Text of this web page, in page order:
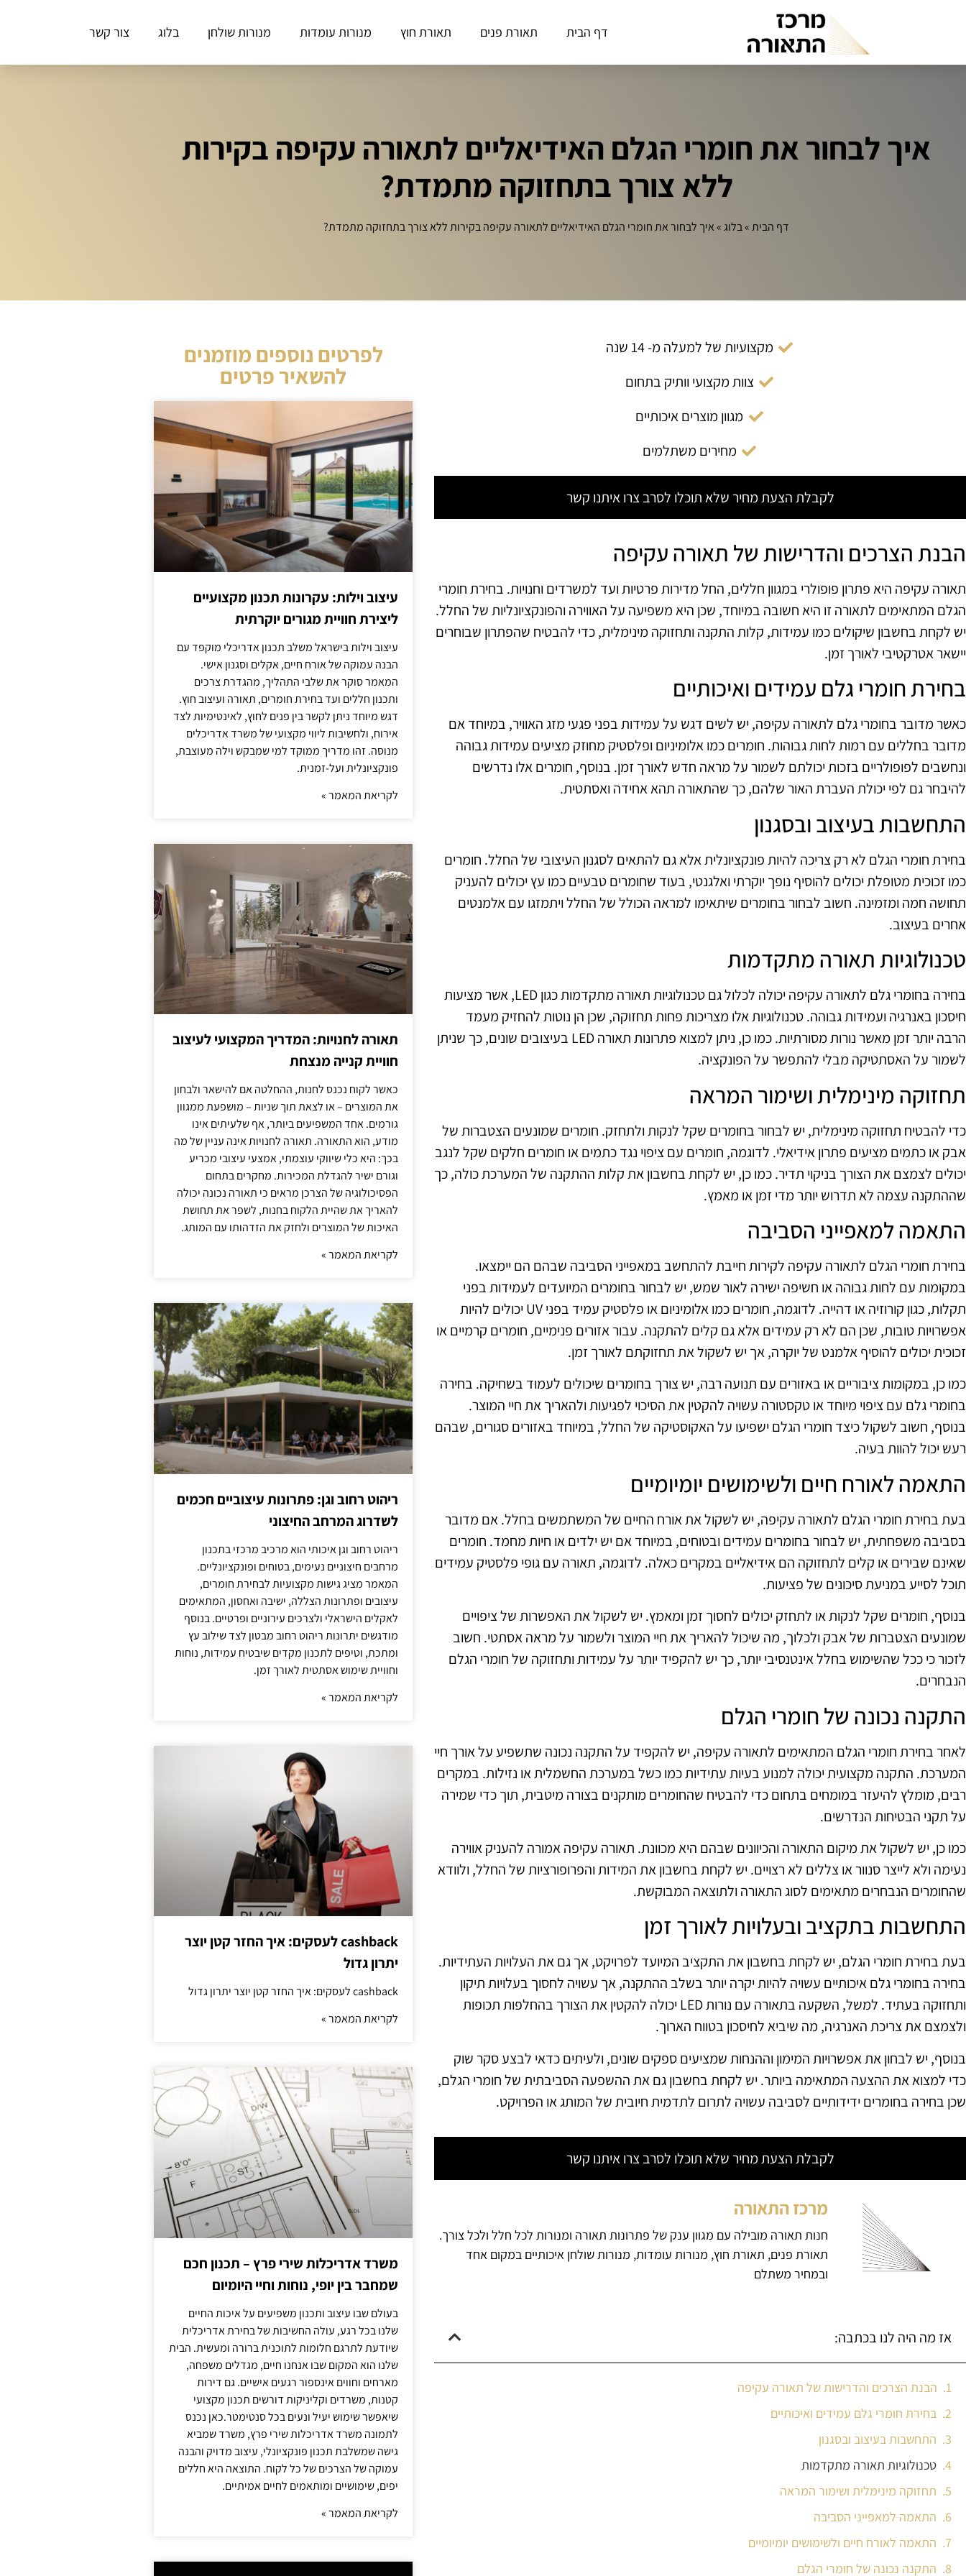
דף הבית תאורת פנים תאורת חוץ מנורות עומדות מנורות שולחן בלוג צור קשר
איך לבחור את חומרי הגלם האידיאליים לתאורה עקיפה בקירות
ללא צורך בתחזוקה מתמדת?
דף הבית»בלוג»איך לבחור את חומרי הגלם האידיאליים לתאורה עקיפה בקירות ללא צורך בתחזוקה מתמדת?
מקצועיות של למעלה מ- 14 שנה
צוות מקצועי וותיק בתחום
מגוון מוצרים איכותיים
מחירים משתלמים
לקבלת הצעת מחיר שלא תוכלו לסרב צרו איתנו קשר
הבנת הצרכים והדרישות של תאורה עקיפה
תאורה עקיפה היא פתרון פופולרי במגוון חללים, החל מדירות פרטיות ועד למשרדים וחנויות. בחירת חומרי
הגלם המתאימים לתאורה זו היא חשובה במיוחד, שכן היא משפיעה על האווירה והפונקציונליות של החלל.
יש לקחת בחשבון שיקולים כמו עמידות, קלות התקנה ותחזוקה מינימלית, כדי להבטיח שהפתרון שבוחרים
יישאר אטרקטיבי לאורך זמן.
בחירת חומרי גלם עמידים ואיכותיים
כאשר מדובר בחומרי גלם לתאורה עקיפה, יש לשים דגש על עמידות בפני פגעי מזג האוויר, במיוחד אם
מדובר בחללים עם רמות לחות גבוהות. חומרים כמו אלומיניום ופלסטיק מחוזק מציעים עמידות גבוהה
ונחשבים לפופולריים בזכות יכולתם לשמור על מראה חדש לאורך זמן. בנוסף, חומרים אלו נדרשים
להיבחר גם לפי יכולת העברת האור שלהם, כך שהתאורה תהא אחידה ואסתטית.
התחשבות בעיצוב ובסגנון
בחירת חומרי הגלם לא רק צריכה להיות פונקציונלית אלא גם להתאים לסגנון העיצובי של החלל. חומרים
כמו זכוכית מטופלת יכולים להוסיף נופך יוקרתי ואלגנטי, בעוד שחומרים טבעיים כמו עץ יכולים להעניק
תחושה חמה ומזמינה. חשוב לבחור בחומרים שיתאימו למראה הכולל של החלל ויתמזגו עם אלמנטים
אחרים בעיצוב.
טכנולוגיות תאורה מתקדמות
בחירה בחומרי גלם לתאורה עקיפה יכולה לכלול גם טכנולוגיות תאורה מתקדמות כגון LED, אשר מציעות
חיסכון באנרגיה ועמידות גבוהה. טכנולוגיות אלו מצריכות פחות תחזוקה, שכן הן נוטות להחזיק מעמד
הרבה יותר זמן מאשר נורות מסורתיות. כמו כן, ניתן למצוא פתרונות תאורה LED בעיצובים שונים, כך שניתן
לשמור על האסתטיקה מבלי להתפשר על הפונקציה.
תחזוקה מינימלית ושימור המראה
כדי להבטיח תחזוקה מינימלית, יש לבחור בחומרים שקל לנקות ולתחזק. חומרים שמונעים הצטברות של
אבק או כתמים מציעים פתרון אידיאלי. לדוגמה, חומרים עם ציפוי נגד כתמים או חומרים חלקים שקל לנגב
יכולים לצמצם את הצורך בניקוי תדיר. כמו כן, יש לקחת בחשבון את קלות ההתקנה של המערכת כולה, כך
שההתקנה עצמה לא תדרוש יותר מדי זמן או מאמץ.
התאמה למאפייני הסביבה
בחירת חומרי הגלם לתאורה עקיפה לקירות חייבת להתחשב במאפייני הסביבה שבהם הם יימצאו.
במקומות עם לחות גבוהה או חשיפה ישירה לאור שמש, יש לבחור בחומרים המיועדים לעמידות בפני
תקלות, כגון קורוזיה או דהייה. לדוגמה, חומרים כמו אלומיניום או פלסטיק עמיד בפני UV יכולים להיות
אפשרויות טובות, שכן הם לא רק עמידים אלא גם קלים להתקנה. עבור אזורים פנימיים, חומרים קרמיים או
זכוכית יכולים להוסיף אלמנט של יוקרה, אך יש לשקול את תחזוקתם לאורך זמן.
כמו כן, במקומות ציבוריים או באזורים עם תנועה רבה, יש צורך בחומרים שיכולים לעמוד בשחיקה. בחירה
בחומרי גלם עם ציפוי מיוחד או טקסטורה עשויה להקטין את הסיכוי לפגיעות ולהאריך את חיי המוצר.
בנוסף, חשוב לשקול כיצד חומרי הגלם ישפיעו על האקוסטיקה של החלל, במיוחד באזורים סגורים, שבהם
רעש יכול להוות בעיה.
התאמה לאורח חיים ולשימושים יומיומיים
בעת בחירת חומרי הגלם לתאורה עקיפה, יש לשקול את אורח החיים של המשתמשים בחלל. אם מדובר
בסביבה משפחתית, יש לבחור בחומרים עמידים ובטוחים, במיוחד אם יש ילדים או חיות מחמד. חומרים
שאינם שבירים או קלים לתחזוקה הם אידיאליים במקרים כאלה. לדוגמה, תאורה עם גופי פלסטיק עמידים
תוכל לסייע במניעת סיכונים של פציעות.
בנוסף, חומרים שקל לנקות או לתחזק יכולים לחסוך זמן ומאמץ. יש לשקול את האפשרות של ציפויים
שמונעים הצטברות של אבק ולכלוך, מה שיכול להאריך את חיי המוצר ולשמור על מראה אסתטי. חשוב
לזכור כי ככל שהשימוש בחלל אינטנסיבי יותר, כך יש להקפיד יותר על עמידות ותחזוקה של חומרי הגלם
הנבחרים.
התקנה נכונה של חומרי הגלם
לאחר בחירת חומרי הגלם המתאימים לתאורה עקיפה, יש להקפיד על התקנה נכונה שתשפיע על אורך חיי
המערכת. התקנה מקצועית יכולה למנוע בעיות עתידיות כמו כשל במערכת החשמלית או נזילות. במקרים
רבים, מומלץ להיעזר במומחים בתחום כדי להבטיח שהחומרים מותקנים בצורה מיטבית, תוך כדי שמירה
על תקני הבטיחות הנדרשים.
כמו כן, יש לשקול את מיקום התאורה והכיוונים שבהם היא מכוונת. תאורה עקיפה אמורה להעניק אווירה
נעימה ולא לייצר סנוור או צללים לא רצויים. יש לקחת בחשבון את המידות והפרופורציות של החלל, ולוודא
שהחומרים הנבחרים מתאימים לסוג התאורה ולתוצאה המבוקשת.
התחשבות בתקציב ובעלויות לאורך זמן
בעת בחירת חומרי הגלם, יש לקחת בחשבון את התקציב המיועד לפרויקט, אך גם את העלויות העתידיות.
בחירה בחומרי גלם איכותיים עשויה להיות יקרה יותר בשלב ההתקנה, אך עשויה לחסוך בעלויות תיקון
ותחזוקה בעתיד. למשל, השקעה בתאורה עם נורות LED יכולה להקטין את הצורך בהחלפות תכופות
ולצמצם את צריכת האנרגיה, מה שיביא לחיסכון בטווח הארוך.
בנוסף, יש לבחון את אפשרויות המימון וההנחות שמציעים ספקים שונים, ולעיתים כדאי לבצע סקר שוק
כדי למצוא את ההצעה המתאימה ביותר. יש לקחת בחשבון גם את ההשפעה הסביבתית של חומרי הגלם,
שכן בחירה בחומרים ידידותיים לסביבה עשויה לתרום לתדמית חיובית של המותג או הפרויקט.
לקבלת הצעת מחיר שלא תוכלו לסרב צרו איתנו קשר
מרכז התאורה
חנות תאורה מובילה עם מגוון ענק של פתרונות תאורה ומנורות לכל חלל ולכל צורך.
תאורת פנים, תאורת חוץ, מנורות עומדות, מנורות שולחן איכותיים במקום אחד
ובמחיר משתלם
אז מה היה לנו בכתבה:
הבנת הצרכים והדרישות של תאורה עקיפה
בחירת חומרי גלם עמידים ואיכותיים
התחשבות בעיצוב ובסגנון
טכנולוגיות תאורה מתקדמות
תחזוקה מינימלית ושימור המראה
התאמה למאפייני הסביבה
התאמה לאורח חיים ולשימושים יומיומיים
התקנה נכונה של חומרי הגלם
לפרטים נוספים מוזמנים
להשאיר פרטים
עיצוב וילות: עקרונות תכנון מקצועיים
ליצירת חוויית מגורים יוקרתית
עיצוב וילות בישראל משלב תכנון אדריכלי מוקפד עם
הבנה עמוקה של אורח חיים, אקלים וסגנון אישי.
המאמר סוקר את שלבי התהליך, מהגדרת צרכים
ותכנון חללים ועד בחירת חומרים, תאורה ועיצוב חוץ.
דגש מיוחד ניתן לקשר בין פנים לחוץ, לאינטימיות לצד
אירוח, ולחשיבות ליווי מקצועי של משרד אדריכלים
מנוסה. זהו מדריך ממוקד למי שמבקש וילה מעוצבת,
פונקציונלית ועל-זמנית.
לקריאת המאמר »
תאורה לחנויות: המדריך המקצועי לעיצוב
חוויית קנייה מנצחת
כאשר לקוח נכנס לחנות, ההחלטה אם להישאר ולבחון
את המוצרים – או לצאת תוך שניות – מושפעת ממגוון
גורמים. אחד המשפיעים ביותר, אף שלעיתים אינו
מודע, הוא התאורה. תאורה לחנויות אינה עניין של מה
בכך: היא כלי שיווקי עוצמתי, אמצעי עיצובי מכריע
וגורם ישיר להגדלת המכירות. מחקרים בתחום
הפסיכולוגיה של הצרכן מראים כי תאורה נכונה יכולה
להאריך את שהיית הלקוח בחנות, לשפר את תחושת
האיכות של המוצרים ולחזק את הזדהותו עם המותג.
לקריאת המאמר »
ריהוט רחוב וגן: פתרונות עיצוביים חכמים
לשדרוג המרחב החיצוני
ריהוט רחוב וגן איכותי הוא מרכיב מרכזי בתכנון
מרחבים חיצוניים נעימים, בטוחים ופונקציונליים.
המאמר מציג גישות מקצועיות לבחירת חומרים,
עיצובים ופתרונות הצללה, ישיבה ואחסון, המתאימים
לאקלים הישראלי ולצרכים עירוניים ופרטיים. בנוסף
מודגשים יתרונות ריהוט רחוב מבטון לצד שילוב עץ
ומתכת, וטיפים לתכנון מקדים שיבטיח עמידות, נוחות
וחוויית שימוש אסתטית לאורך זמן.
לקריאת המאמר »
cashback לעסקים: איך החזר קטן יוצר
יתרון גדול
cashback לעסקים: איך החזר קטן יוצר יתרון גדול
לקריאת המאמר »
משרד אדריכלות שירי פרץ – תכנון חכם
שמחבר בין יופי, נוחות וחיי היומיום
בעולם שבו עיצוב ותכנון משפיעים על איכות החיים
שלנו בכל רגע, עולה החשיבות של בחירת אדריכלית
שיודעת לתרגם חלומות לתוכנית ברורה ומעשית. הבית
שלנו הוא המקום שבו אנחנו חיים, מגדלים משפחה,
מארחים וחווים אינספור רגעים אישיים. גם דירות
קטנות, משרדים וקליניקות דורשים תכנון מקצועי
שיאפשר שימוש יעיל ונעים בכל סנטימטר.כאן נכנס
לתמונה משרד אדריכלות שירי פרץ, משרד שמביא
גישה שמשלבת תכנון פונקציונלי, עיצוב מדויק והבנה
עמוקה של הצרכים של כל לקוח. התוצאה היא חללים
יפים, שימושיים ומותאמים לחיים אמיתיים.
לקריאת המאמר »